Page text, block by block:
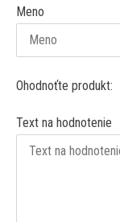
Meno
Ohodnoťte produkt:
Text na hodnotenie